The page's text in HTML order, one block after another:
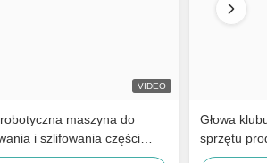
VIDEO
maszyna do
i szlifowania części
kranów, okuć,
Głowa
sprzętu